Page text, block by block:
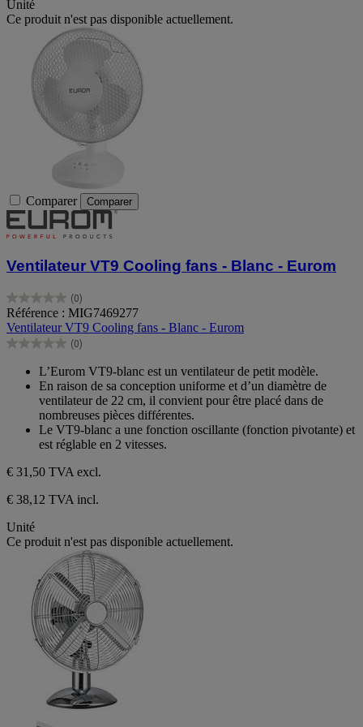
Unité
Ce produit n'est pas disponible actuellement.
Comparer Comparer
Ventilateur VT9 Cooling fans - Blanc - Eurom
(0)
0.0
sur
5
étoiles.
Référence : MIG7469277
Ventilateur VT9 Cooling fans - Blanc - Eurom
(0)
0.0
étoiles.
L’Eurom VT9-blanc est un ventilateur de petit modèle.
En raison de sa conception uniforme et d’un diamètre de
ventilateur de 22 cm, il convient pour être placé dans de
nombreuses pièces différentes.
Le VT9-blanc a une fonction oscillante (fonction pivotante) et
est réglable en 2 vitesses.
€ 31,50 TVA excl.
€ 38,12 TVA incl.
Unité
Ce produit n'est pas disponible actuellement.